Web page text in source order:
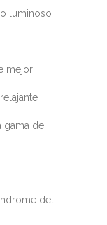
luminoso
mejor
gama de
del